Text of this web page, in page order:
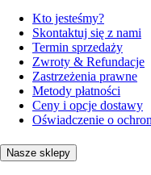
Kto jesteśmy?
Skontaktuj się z nami
Termin sprzedaży
Zwroty & Refundacje
Zastrzeżenia prawne
Metody płatności
Ceny i opcje dostawy
Oświadczenie o
Nasze sklepy